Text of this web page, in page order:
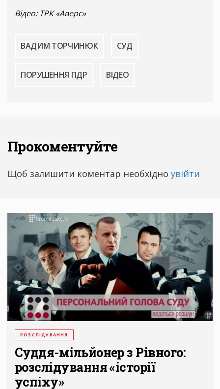
Відео: ТРК «Аверс»
ВАДИМ ТОРЧИНЮК СУД
ПОРУШЕННЯ ПДР ВІДЕО
Прокоментуйте
Щоб залишити коментар необхідно увійти
РОЗСЛІДУВАННЯ
Суддя-мільйонер з Рівного:
розслідування «історії
успіху»